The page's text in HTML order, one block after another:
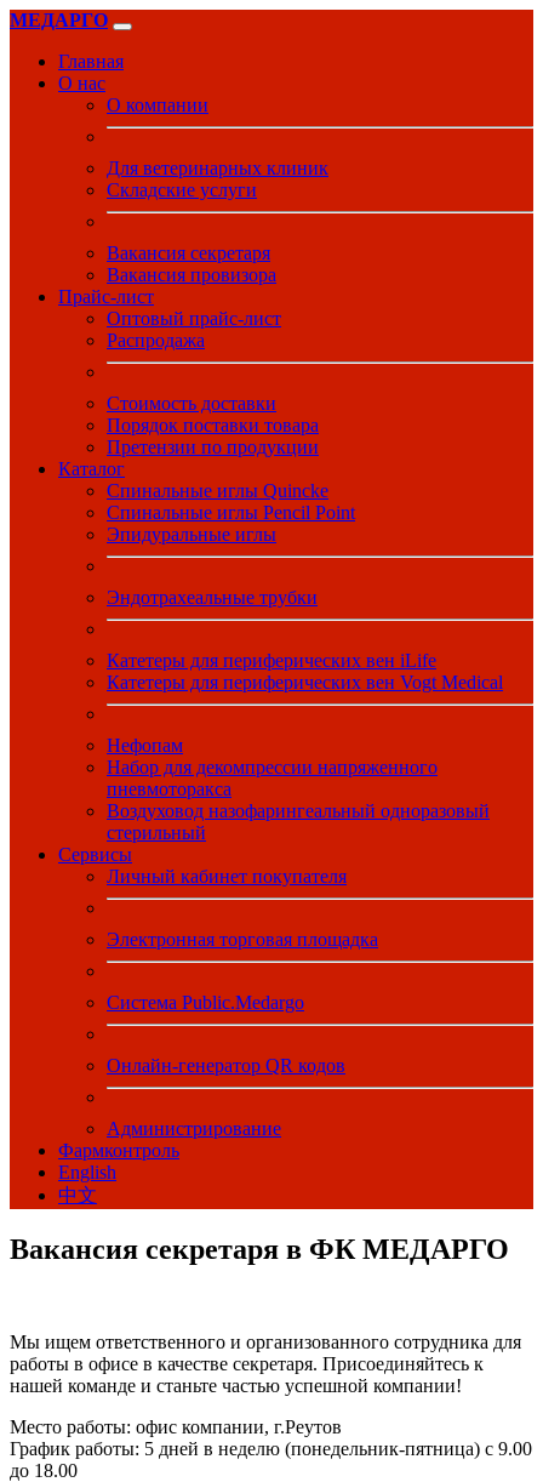
МЕДАРГО
Главная
О нас
О компании
Для ветеринарных клиник
Складские услуги
Вакансия секретаря
Вакансия провизора
Прайс-лист
Оптовый прайс-лист
Распродажа
Стоимость доставки
Порядок поставки товара
Претензии по продукции
Каталог
Спинальные иглы Quincke
Спинальные иглы Pencil Point
Эпидуральные иглы
Эндотрахеальные трубки
Катетеры для периферических вен iLife
Катетеры для периферических вен Vogt Medical
Нефопам
Набор для декомпрессии напряженного
пневмоторакса
Воздуховод назофарингеальный одноразовый
стерильный
Сервисы
Личный кабинет покупателя
Электронная торговая площадка
Система Public.Medargo
Онлайн-генератор QR кодов
Администрирование
Фармконтроль
English
中文
Вакансия секретаря в ФК МЕДАРГО
Мы ищем ответственного и организованного сотрудника для
работы в офисе в качестве секретаря. Присоединяйтесь к
нашей команде и станьте частью успешной компании!
Место работы: офис компании, г.Реутов
График работы: 5 дней в неделю (понедельник-пятница) c 9.00
до 18.00